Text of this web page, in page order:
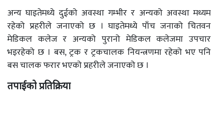
अन्य घाइतेमध्ये दुईको अवस्था गम्भीर र अन्यको अवस्था मध्यम
रहेको प्रहरीले जनाएको छ । घाइतेमध्ये पाँच जनाको चितवन
मेडिकल कलेज र अन्यको पुरानो मेडिकल कलेजमा उपचार
भइरहेको छ । बस, ट्रक र ट्रकचालक नियन्त्रणमा रहेको भए पनि
बस चालक फरार भएको प्रहरीले जनाएको छ ।
तपाईको प्रतिक्रिया